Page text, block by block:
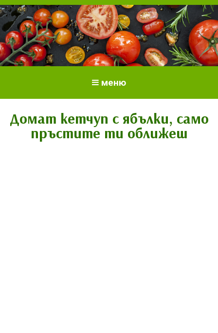
Отглеждане на домати.
Сортове и разсад.
меню
Домат кетчуп с ябълки, само
пръстите ти оближеш